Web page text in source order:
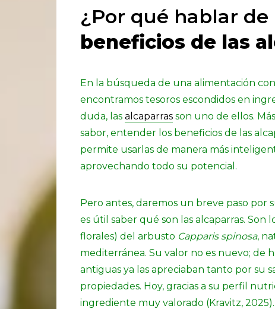
¿Por qué hablar de
beneficios de las
En la búsqueda de una alimentación
encontramos tesoros escondidos en
duda, las alcaparras son uno de ellos.
sabor, entender los beneficios de las
permite usarlas de manera más
aprovechando todo su potencial.
Pero antes, daremos un breve paso por
es útil saber qué son las alcaparras. Son
florales) del arbusto Capparis spinosa,
mediterránea. Su valor no es nuevo; de
antiguas ya las apreciaban tanto por su
propiedades. Hoy, gracias a su perfil
ingrediente muy valorado (Kravitz, 2025).